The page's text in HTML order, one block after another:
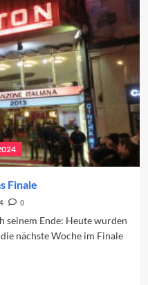
Finale
0
seinem Ende: Heute wurden
nächste Woche im Finale